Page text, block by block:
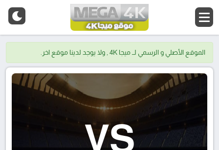
الموقع الأصلي و الرسمي لــ ميجا 4K , ولا يوجد لدينا موقع اخر.
VS